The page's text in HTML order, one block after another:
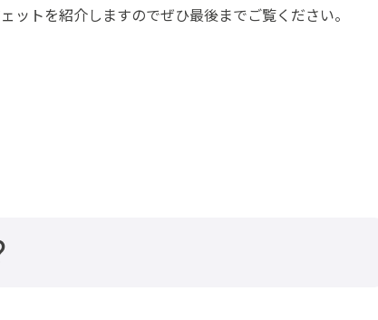
トを紹介しますのでぜひ最後までご覧ください。